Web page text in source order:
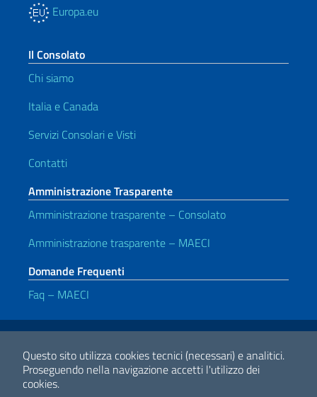
Questo sito utilizza cookies tecnici (necessari) e analitici.
Proseguendo nella navigazione accetti l'utilizzo dei
cookies.
Europa.eu
Il Consolato
Chi siamo
Italia e Canada
Servizi Consolari e Visti
Contatti
Amministrazione Trasparente
Amministrazione trasparente – Consolato
Amministrazione trasparente – MAECI
Domande Frequenti
Faq – MAECI
Link Utili